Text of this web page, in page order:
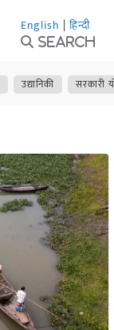
English | हिन्दी
Search
उद्यानिकी सरकारी